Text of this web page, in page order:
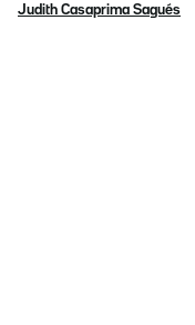
Judith Casaprima Sagués